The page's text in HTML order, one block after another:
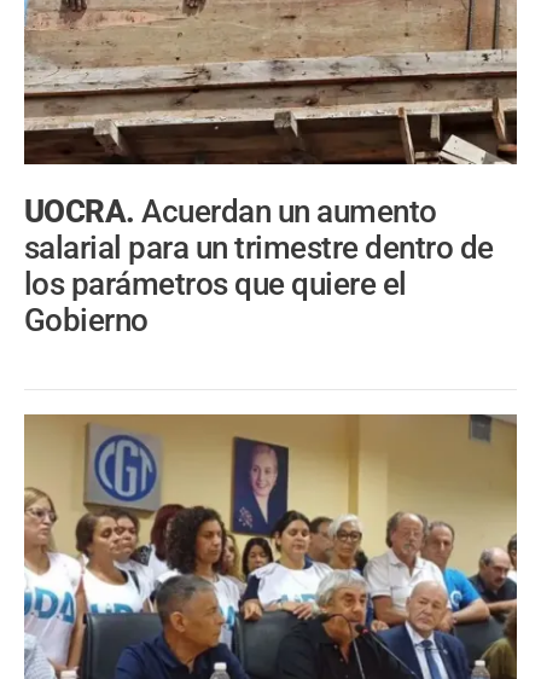
UOCRA.Acuerdan un aumento
salarial para un trimestre dentro de
los parámetros que quiere el
Gobierno